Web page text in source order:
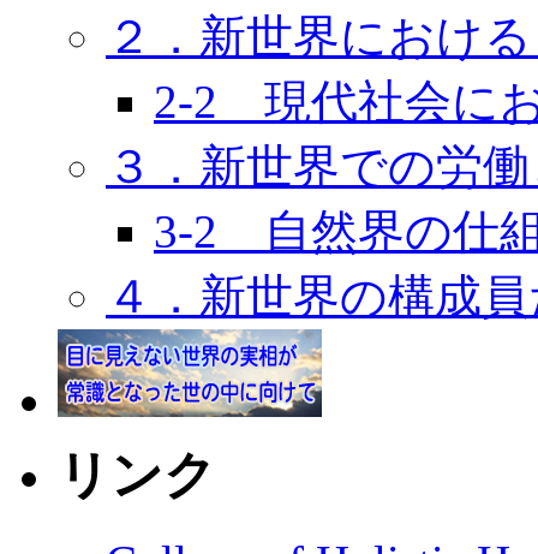
２．新世界におけ
2-2 現代社会に
３．新世界での労
3-2 自然界の仕
４．新世界の構成
リンク